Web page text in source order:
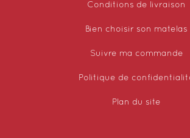
Conditions de livraison
Bien choisir son matelas
Suivre ma commande
Politique de
Plan du site